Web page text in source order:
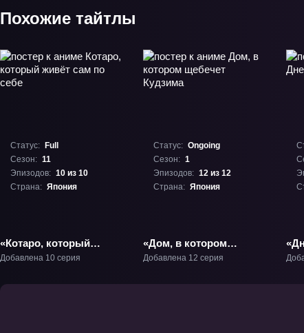
Похожие тайтлы
Статус:
Full
Сезон: 11
Эпизодов: 10 из 10
Страна: Япония
«Котаро, который
живёт сам по себе»
Добавлена 10 серия
Статус: Ongoing
Сезон: 1
Эпизодов: 12 из 12
Страна: Япония
«Дом, в котором
щебечет Кудзима» ТВ-1
Добавлена 12 серия